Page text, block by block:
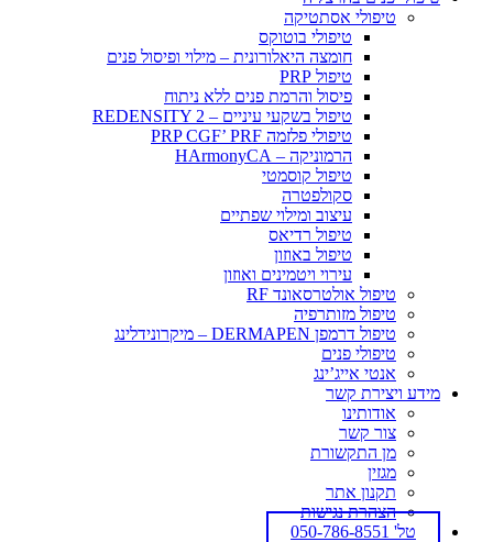
טיפולי אסתטיקה
טיפולי בוטוקס
חומצה היאלורונית – מילוי ופיסול פנים
טיפול PRP
פיסול והרמת פנים ללא ניתוח
טיפול בשקעי עיניים – REDENSITY 2
טיפולי פלזמה PRP CGF’ PRF
הרמוניקה – HArmonyCA
טיפול קוסמטי
סקולפטרה
עיצוב ומילוי שפתיים
טיפול רדיאס
טיפול באוזון
עירוי ויטמינים ואוזון
טיפול אולטרסאונד RF
טיפול מזותרפיה
טיפול דרמפן DERMAPEN – מיקרונידלינג
טיפולי פנים
אנטי אייג’ינג
מידע ויצירת קשר
אודותינו
צור קשר
מן התקשורת
מגזין
תקנון אתר
הצהרת נגישות
טל' 050-786-8551